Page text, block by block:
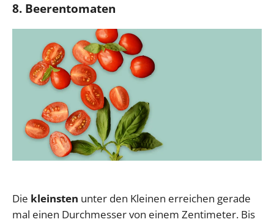
8. Beerentomaten
Die kleinsten unter den Kleinen erreichen gerade
mal einen Durchmesser von einem Zentimeter. Bis